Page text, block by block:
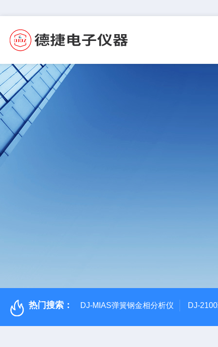
热门搜索： DJ-MIAS弹簧钢金相分析仪 DJ-